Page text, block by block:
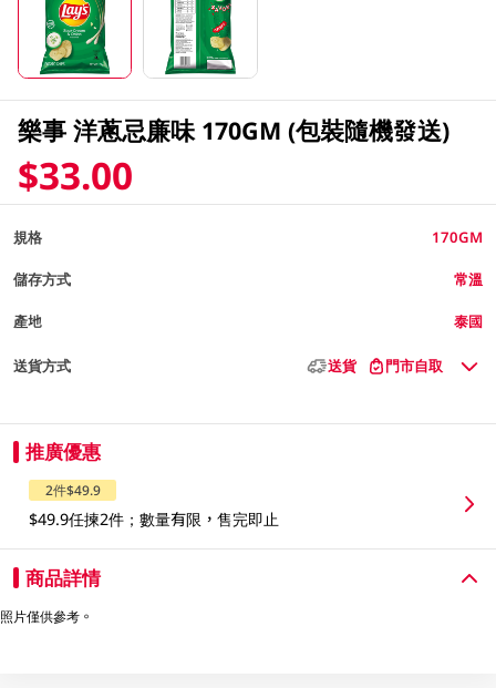
樂事 洋蔥忌廉味 170GM (包裝隨機發送)
$33.00
規格 170GM
儲存方式 常溫
產地 泰國
送貨方式 送貨 門市自取
推廣優惠
2件$49.9
$49.9任揀2件；數量有限，售完即止
商品詳情
照片僅供參考。